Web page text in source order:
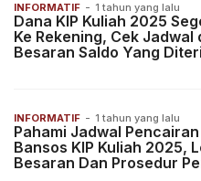
INFORMATIF - 1 tahun yang lalu
Dana KIP Kuliah 2025
Ke Rekening, Cek Jadwal
Besaran Saldo Yang
INFORMATIF - 1 tahun yang lalu
Pahami Jadwal
Bansos KIP Kuliah 2025,
Besaran Dan Prosedur